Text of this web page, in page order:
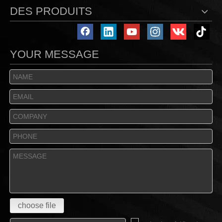
DES PRODUITS
YOUR MESSAGE
choose file